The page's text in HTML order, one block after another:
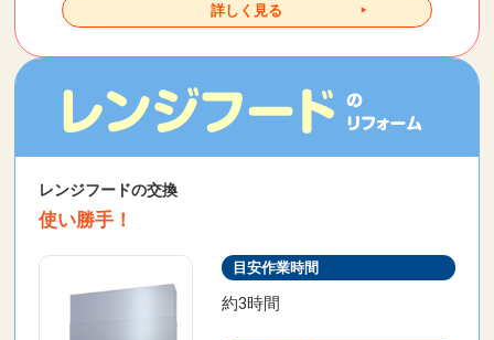
詳しく見る
レンジフードの交換
使い勝手！
目安作業時間
約3時間